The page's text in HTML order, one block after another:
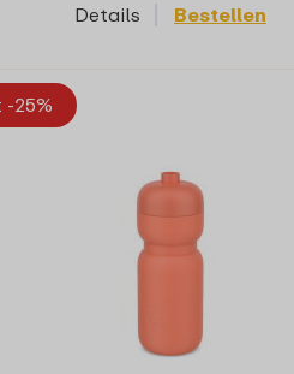
Details Bestellen
25%